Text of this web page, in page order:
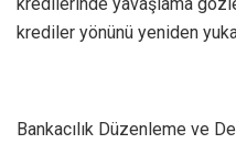
krediler yönünü yeniden
Bankacılık Düzenleme ve